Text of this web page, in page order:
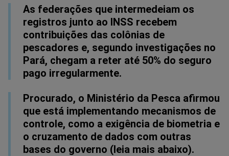
As federações que intermedeiam os
registros junto ao INSS recebem
contribuições das colônias de
pescadores e, segundo investigações no
Pará, chegam a reter até 50% do seguro
pago irregularmente.
Procurado, o Ministério da Pesca afirmou
que está implementando mecanismos de
controle, como a exigência de biometria e
o cruzamento de dados com outras
bases do governo (leia mais abaixo).